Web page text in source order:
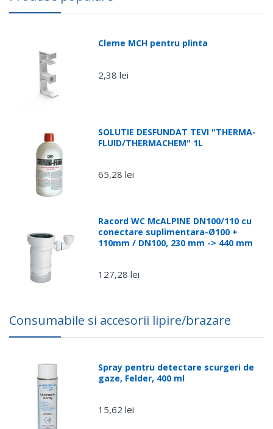
Courier
plasate
după ora
Cleme MCH pentru plinta
2,38 lei
SOLUTIE DESFUNDAT TEVI "THERMA-
FLUID/THERMACHEM" 1L
65,28 lei
Racord WC McALPINE DN100/110 cu
conectare suplimentara-Ø100 +
110mm / DN100, 230 mm -> 440 mm
127,28 lei
Consumabile si accesorii lipire/brazare
Spray pentru detectare scurgeri de
gaze, Felder, 400 ml
15,62 lei